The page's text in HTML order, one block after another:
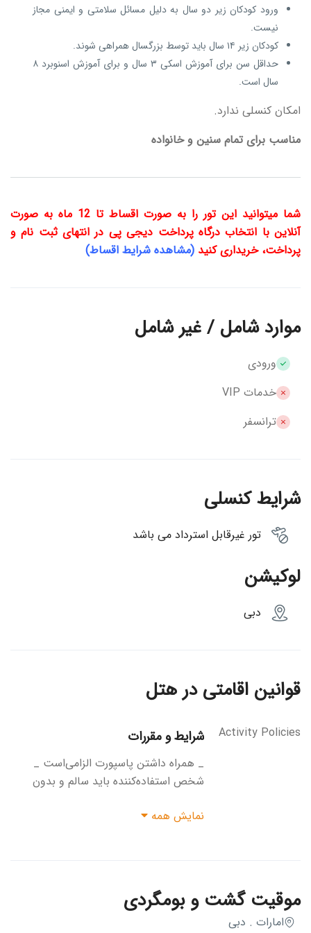
ورود کودکان زیر دو سال به دلیل مسائل سلامتی و ایمنی مجاز
نیست.
کودکان زیر ۱۴ سال باید توسط بزرگسال همراهی شوند.
حداقل سن برای آموزش اسکی ۳ سال و برای آموزش اسنوبرد ۸
سال است.
امکان کنسلی ندارد.
مناسب برای تمام سنین و خانواده
شما میتوانید این تور را به صورت اقساط تا 12 ماه به صورت
آنلاین با انتخاب درگاه پرداخت دیجی پی در انتهای ثبت نام و
پرداخت، خریداری کنید (مشاهده شرایط اقساط)
موارد شامل / غیر شامل
ورودی
خدمات VIP
ترانسفر
شرایط کنسلی
تور غیرقابل استرداد می باشد
لوکیشن
دبی
قوانین اقامتی در هتل
Activity Policies شرایط و مقررات
_ همراه داشتن پاسپورت الزامی‌است _
شخص استفاده‌کننده باید سالم و بدون
محدودیت‌های قد و وزن دارند. _ خوردن و
باید توسط بزرگسال همراهی شوند. _
نمایش همه
موقیت گشت و بومگردی
امارات . دبی